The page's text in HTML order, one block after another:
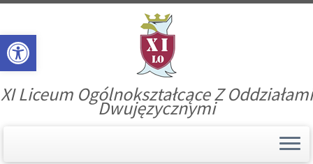
Open toolbar
XI Liceum Ogólnokształcące Z Oddziałami
Dwujęzycznymi